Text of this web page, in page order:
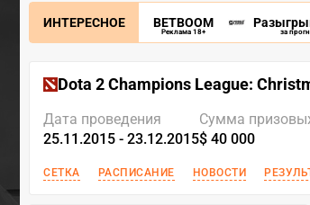
ИНТЕРЕСНОЕ BETBOOM
Реклама 18+ за
Dota 2 Champions League:
Дата проведения
25.11.2015 - 23.12.2015
Сумма
$ 40 000
СЕТКА РАСПИСАНИЕ НОВОСТИ